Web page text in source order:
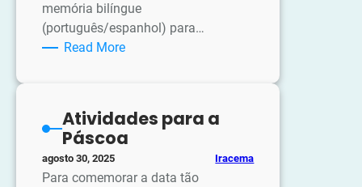
memória bilíngue
(português/espanhol) para…
Read More:
bilíngue:
envases
Atividades para a
Páscoa
agosto 30, 2025 Iracema
Para comemorar a data tão